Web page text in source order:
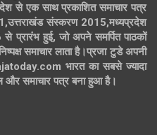
से एक साथ प्रकाशित समाचार पत्र
संस्करण 2015,मध्यप्रदेश
हुई, जो अपने समर्पित पाठकों
समाचार लाता है।प्रजा टुडे अपनी
भारत का सबसे ज्यादा
और समाचार पत्र बना हुआ है।